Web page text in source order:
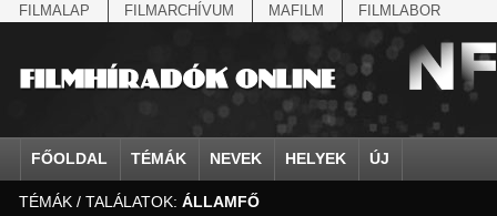
FILMALAP FILMARCHÍVUM MAFILM FILMLABOR
FŐOLDAL TÉMÁK NEVEK HELYEK ÚJ
agrárium
állatvilág
IV. Béla, magyar királ...
Aczél Ilona
Aarau
Addisz-Abeba
TÉMÁK / TALÁLATOK:ÁLLAMFŐ